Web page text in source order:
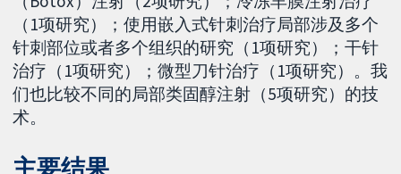
（1项研究）；使用嵌入式针刺治疗局部涉及多个
针刺部位或者多个组织的研究（1项研究）；干针
治疗（1项研究）；微型刀针治疗（1项研究）。我
们也比较不同的局部类固醇注射（5项研究）的技
术。